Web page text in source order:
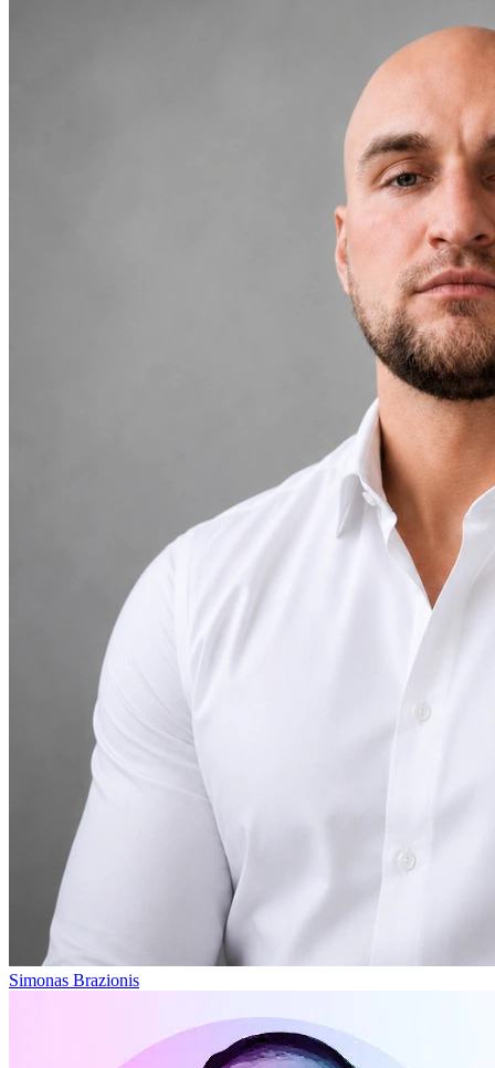
Simonas Brazionis